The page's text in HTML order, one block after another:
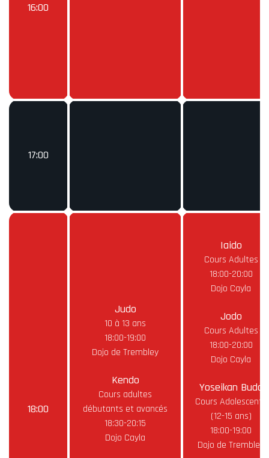
16:00
17:00
18:00
Judo
10 à 13 ans
18:00-19:00
Dojo de Trembley
Kendo
Cours adultes
débutants et avancés
18:30-20:15
Dojo Cayla
Iaido
Cours Adultes
18:00-20:00
Dojo Cayla
Jodo
Cours Adultes
18:00-20:00
Dojo Cayla
Yoseikan Budo
Cours Adolescents
(12-15 ans)
18:00-19:00
Dojo de Trembley